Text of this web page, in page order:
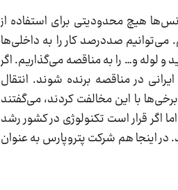
هیچ محدودیتی برای استفاده از
می‌توانیم صددرصد کار را به داخلی‌ها
و لوله و… را به مناقصه می‌گذاریم. اگر
در مناقصه برنده شوند. انتقال
با این مخالفت کردند، می‌گفتند
قرار است تکنولوژی در کشور رشد
مناقصه بیایند. در اینجا هم شرکت پتروپارس به عنوان